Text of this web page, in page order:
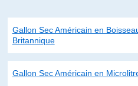
Gallon Sec Américain en
Britannique
Gallon Sec Américain en